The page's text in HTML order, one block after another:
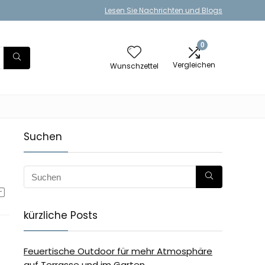
Lesen Sie Nachrichten und Blogs
Wunschzettel
0
Vergleichen
Suchen
kürzliche Posts
Feuertische Outdoor für mehr Atmosphäre